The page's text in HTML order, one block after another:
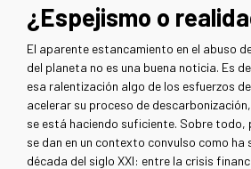
¿Espejismo o
El aparente estancamiento en el abuso
del planeta no es una buena noticia. Es
esa ralentización algo de los esfuerzos
acelerar su proceso de
se está haciendo suficiente. Sobre todo,
se dan en un contexto convulso como ha
década del siglo XXI: entre la crisis